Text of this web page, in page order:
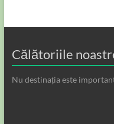
Călătoriile
Nu destinația este